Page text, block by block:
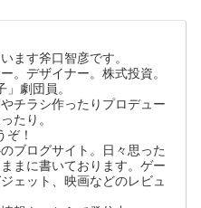
ます斧口智彦です。
。デザイナー。株式投資。
」劇団員。
チラシ作ったりプロデュー
たり。
ぞ！
ブログサイト。日々思った
まに書いております。ゲー
ェット、映画などのレビュ